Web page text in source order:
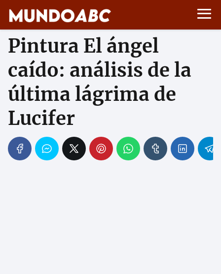
Pintura El ángel
caído: análisis de la
última lágrima de
Lucifer